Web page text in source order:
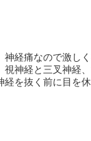
神経痛なので激し
視神経と三叉神経
を抜く前に目を